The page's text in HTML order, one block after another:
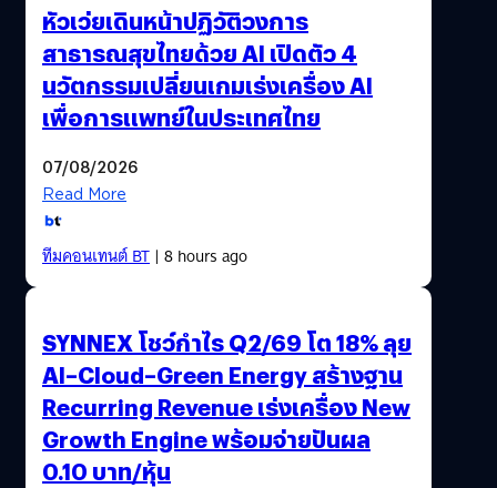
หัวเว่ยเดินหน้าปฏิวัติวงการ
สาธารณสุขไทยด้วย AI เปิดตัว 4
นวัตกรรมเปลี่ยนเกมเร่งเครื่อง AI
เพื่อการแพทย์ในประเทศไทย
07/08/2026
Read More
ทีมคอนเทนต์ BT| 8 hours ago
SYNNEX โชว์กำไร Q2/69 โต 18% ลุย
AI–Cloud–Green Energy สร้างฐาน
Recurring Revenue เร่งเครื่อง New
Growth Engine พร้อมจ่ายปันผล
0.10 บาท/หุ้น